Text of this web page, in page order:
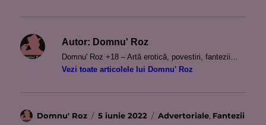
Autor: Domnu' Roz
Domnu' Roz +18 – Artă erotică, povestiri, fantezii…
Vezi toate articolele lui Domnu' Roz
Autor
Domnu' Roz
Publicat
5 iunie 2022 Categorii
Advertoriale, Fantezii